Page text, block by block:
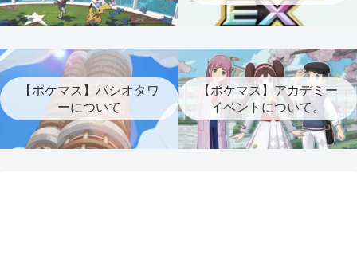
【ポケマス】パシオタワ
ーについて
【ポケマス】アカデミー
イベントについて。